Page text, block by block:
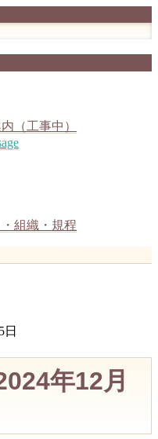
（工事中）
組織・規程
日
年12月